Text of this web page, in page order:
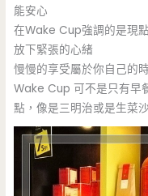
能安心
在Wake Cup強調的是現
放下緊張的心緒
慢慢的享受屬於你自己的
Wake Cup 可不是只有早
點，像是三明治或是生菜